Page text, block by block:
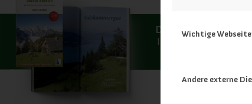
Wichtige
Andere externe
Der ALManach
In Ihrer Buchhandlung